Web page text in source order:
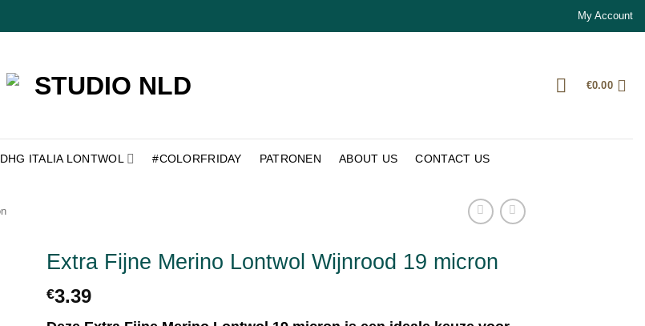
My Account
€0.00
DHG ITALIA LONTWOL #COLORFRIDAY PATRONEN ABOUT US CONTACT US
Extra Fijne Merino Lontwol Wijnrood 19 micron
€3.39